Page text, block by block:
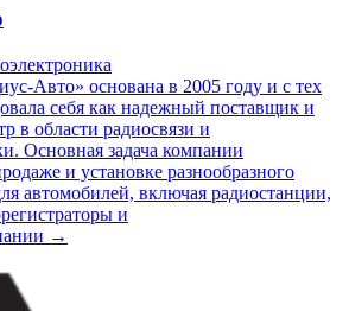
Авто» основана в 2005 году и с тех
себя как надежный поставщик и
в области радиосвязи и
Основная задача компании
и установке разнообразного
автомобилей, включая радиостанции,
и
→